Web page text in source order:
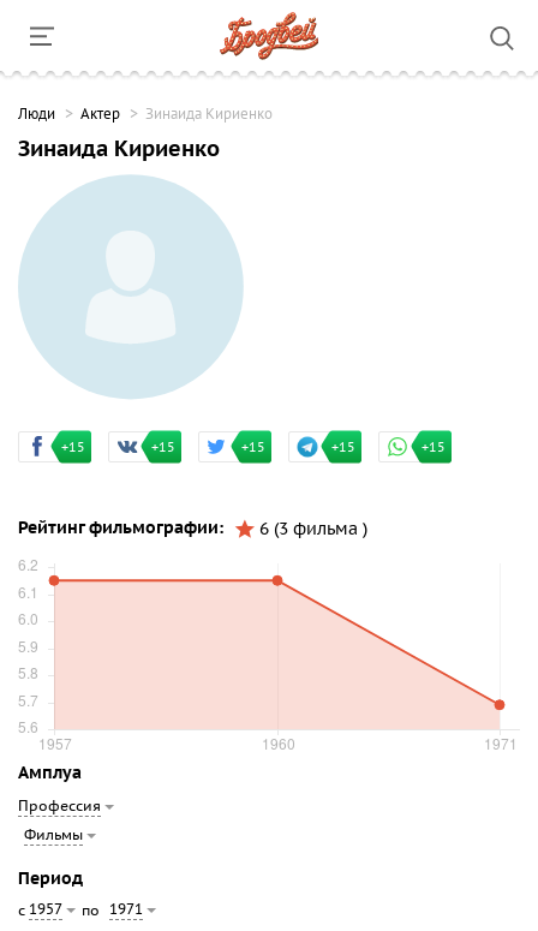
Люди Актер Зинаида Кириенко
Зинаида Кириенко
+15 +15 +15 +15 +15
Рейтинг фильмографии: 6 (3 фильма )
Амплуа
Профессия
Фильмы
Период
с 1957 по 1971